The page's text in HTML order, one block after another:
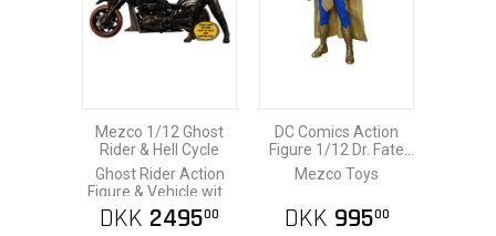
Mezco 1/12 Ghost
Rider & Hell Cycle
Ghost Rider Action
Figure & Vehicle with
Sound & Light Up
DKK 249500
DC Comics Action
Figure 1/12 Dr. Fate
16 cm
Mezco Toys
DKK 99500